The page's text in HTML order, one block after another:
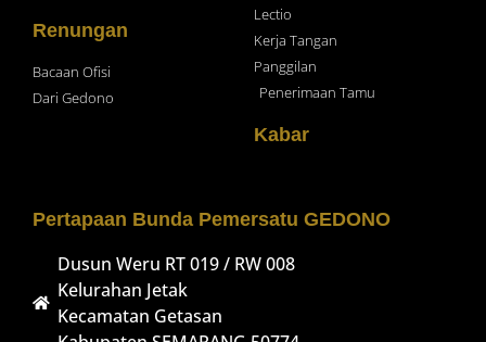
Renungan
Bacaan Ofisi
Dari Gedono
Lectio
Kerja Tangan
Panggilan
Penerimaan Tamu
Kabar
Pertapaan Bunda Pemersatu GEDONO
Dusun Weru RT 019 / RW 008
Kelurahan Jetak
Kecamatan Getasan